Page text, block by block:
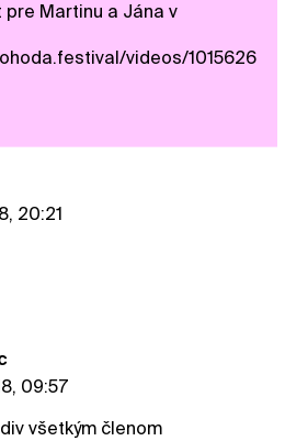
pre Martinu a Jána v
videos/1015626
20:21
09:57
všetkým členom